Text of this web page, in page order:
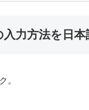
力方法を日本
。